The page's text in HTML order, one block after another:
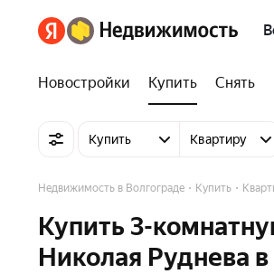
Новостройки Купить Снять
Купить Квартиру
Недвижимость в Волгограде Купить
Купить 3-
Николая Руднева